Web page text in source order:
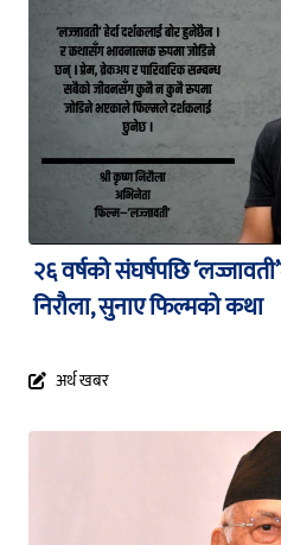
२६ वर्षको संघर्षपछि
निरौला, सुनाए फिल्मको कथा
अर्थ खबर